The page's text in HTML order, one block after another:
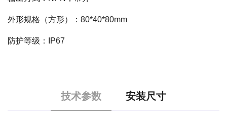
外形规格（方形）：80*40*80mm
防护等级：IP67
技术参数 安装尺寸